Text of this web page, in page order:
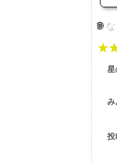
な
星
み
投